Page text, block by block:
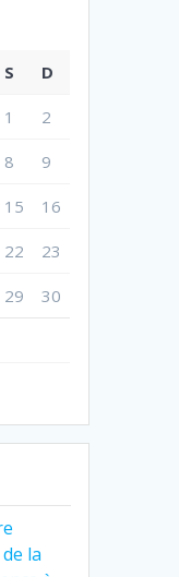
S D
1 2
8 9
15 16
22 23
29 30
la